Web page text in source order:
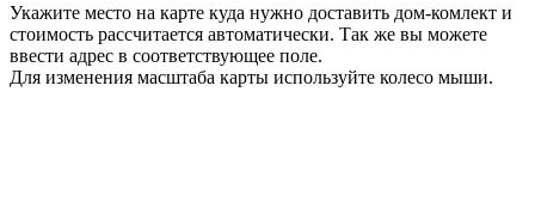
Укажите место на карте куда нужно доставить дом-комлект и
стоимость рассчитается автоматически. Так же вы можете
ввести адрес в соответствующее поле.
Для изменения масштаба карты используйте колесо мыши.